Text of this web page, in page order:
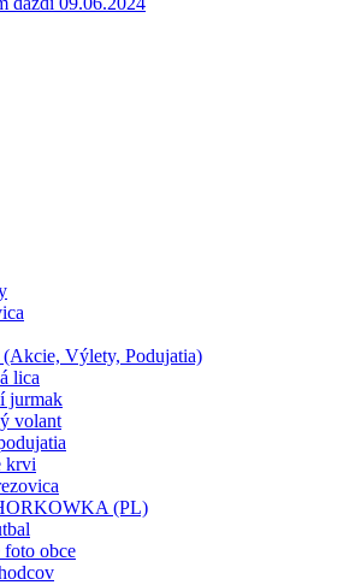
Výlety, Podujatia)
lica
jurmak
volant
krvi
(PL)
obce